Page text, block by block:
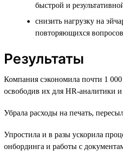
быстрой и
снизить нагрузку на
повторяющихся
Результаты
Компания сэкономила почти 1
освободив их для HR-аналитики и
Убрала расходы на печать,
Упростила и в разы ускорила
онбординга и работы с